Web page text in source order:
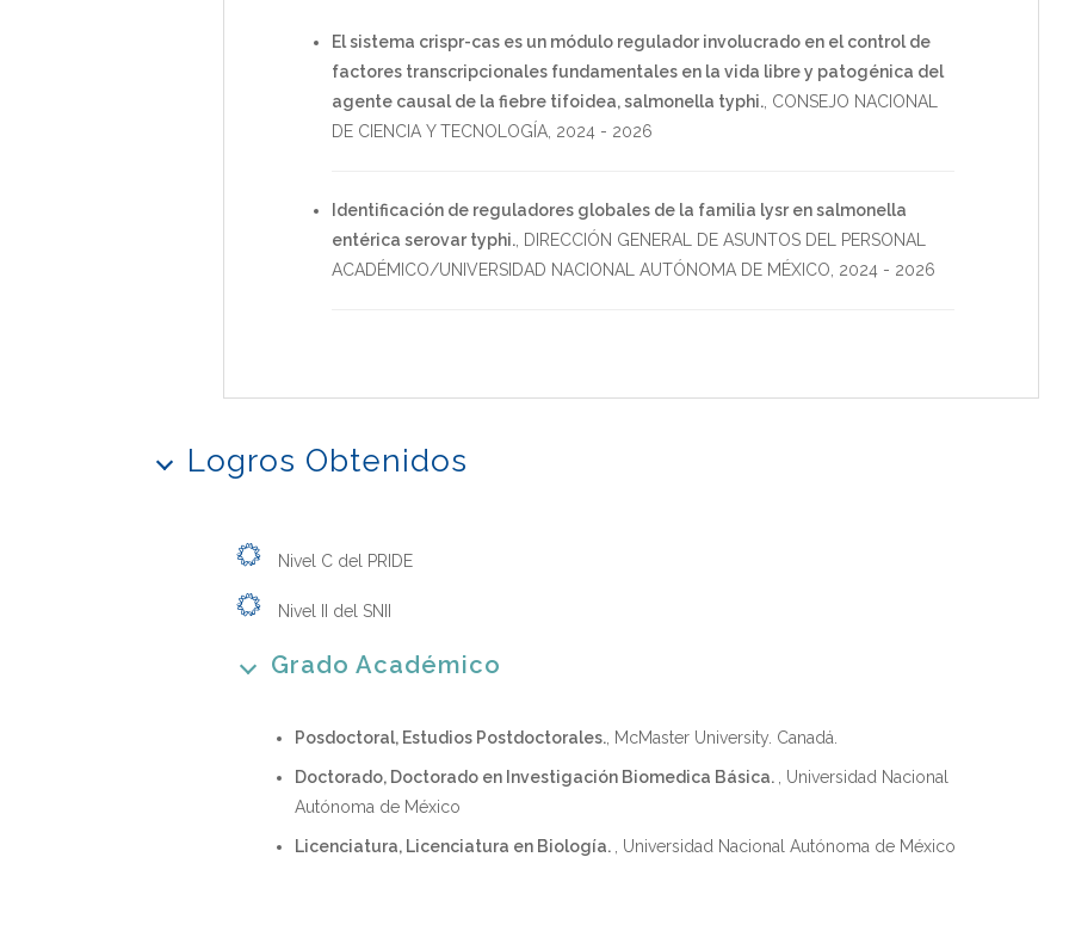
El sistema crispr-cas es un módulo regulador involucrado en el control de
factores transcripcionales fundamentales en la vida libre y patogénica del
agente causal de la fiebre tifoidea, salmonella typhi. CONSEJO NACIONAL
DE CIENCIA Y TECNOLOGÍA 2024 - 2026
Identificación de reguladores globales de la familia lysr en salmonella
entérica serovar typhi. DIRECCIÓN GENERAL DE ASUNTOS DEL PERSONAL
ACADÉMICO/UNIVERSIDAD NACIONAL AUTÓNOMA DE MÉXICO 2024 - 2026
Logros Obtenidos
Nivel C del PRIDE
Nivel II del SNII
Grado Académico
Posdoctoral, Estudios Postdoctorales. , McMaster University. Canadá.
Doctorado, Doctorado en Investigación Biomedica Básica.
, Universidad Nacional
Autónoma de México
Licenciatura, Licenciatura en Biología. , Universidad Nacional Autónoma de México